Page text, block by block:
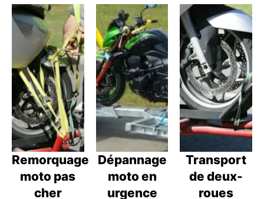
Remorquage
moto pas
cher
Dépannage
moto en
urgence
Transport
de deux-
roues